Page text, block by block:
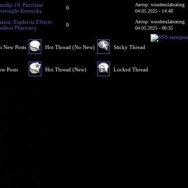
10: Purchase
Kentucky
0
Автор: woodenslabrating
04.05.2025 - 14:48
Euphoria Effects
Pharmacy
0
Автор: woodenslabrating
04.05.2025 - 00:35
New Posts
Posts
Hot Thread (No New)
Hot Thread (New)
Sticky Thread
Locked Thread